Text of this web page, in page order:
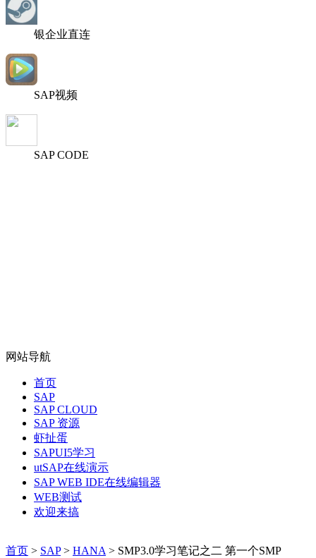
银企业直连
SAP视频
SAP CODE
网站导航
首页
SAP
SAP CLOUD
SAP 资源
虾扯蛋
SAPUI5学习
utSAP在线演示
SAP WEB IDE在线编辑器
WEB测试
欢迎来搞
首页 > SAP> HANA > SMP3.0学习笔记之二 第一个SMP